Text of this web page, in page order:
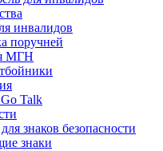
инвалидов
поручней
МГН
Talk
знаков безопасности
знаки